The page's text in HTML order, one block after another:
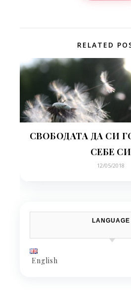
RELATED
СВОБОДАТА ДА СИ
СЕБЕ СИ
12/05/2018
LANGUAGE
English